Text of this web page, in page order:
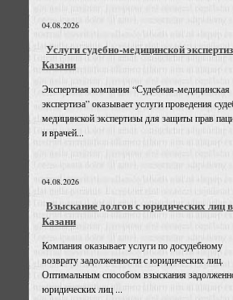
04.08.2026
Услуги судебно-медицинской
Казани
Экспертная компания “Судебная-медицинская
экспертиза” оказывает услуги проведения
медицинской экспертизы для защиты прав
и врачей...
04.08.2026
Взыскание долгов с юридических лиц в
Казани
Компания оказывает услуги по досудебному
возврату задолженности с юридических лиц.
Оптимальным способом взыскания
юридических лиц ...